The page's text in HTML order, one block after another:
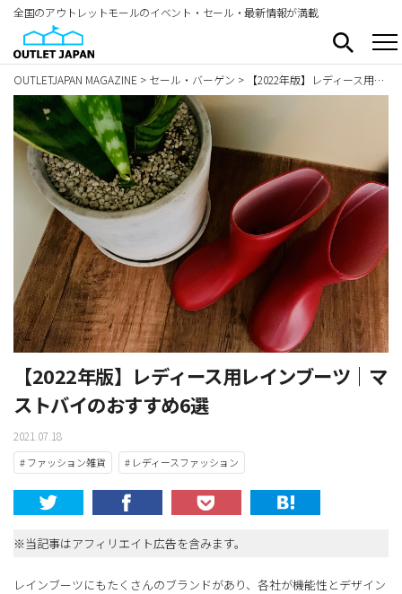
全国のアウトレットモールのイベント・セール・最新情報が満載
OUTLETJAPAN MAGAZINE > セール・バーゲン > 【2022年版】レディース用レインブーツ｜マストバイのおすすめ6選
【2022年版】レディース用レインブーツ｜マ
ストバイのおすすめ6選
2021.07.18
# ファッション雑貨 # レディースファッション
※当記事はアフィリエイト広告を含みます。
レインブーツにもたくさんのブランドがあり、各社が機能性とデザイン